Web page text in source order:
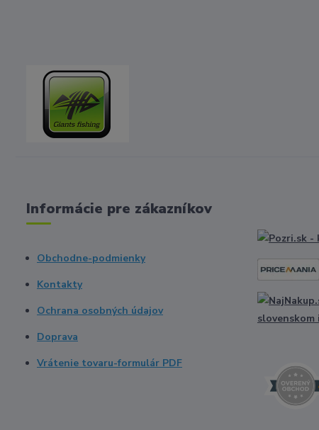
Informácie pre zákazníkov
Obchodne-podmienky
Kontakty
Ochrana osobných údajov
Doprava
Vrátenie tovaru-formulár PDF